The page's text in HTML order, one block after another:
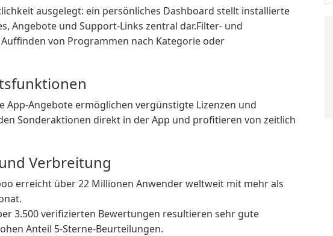
ausgelegt: ein persönliches Dashboard stellt installierte
Angebote und Support-Links zentral dar.Filter- und
von Programmen nach Kategorie oder
App-Angebote ermöglichen vergünstigte Lizenzen und
Sonderaktionen direkt in der App und profitieren von zeitlich
Verbreitung
erreicht über 22 Millionen Anwender weltweit mit mehr als
3.500 verifizierten Bewertungen resultieren sehr gute
Anteil 5-Sterne-Beurteilungen.